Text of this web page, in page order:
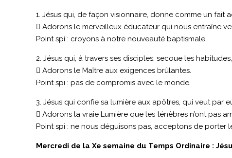
1. Jésus qui, de façon visionnaire, donne comme un fait
 Adorons le merveilleux éducateur qui nous entraîne
Point spi : croyons à notre nouveauté baptismale.
2. Jésus qui, à travers ses disciples, secoue les
 Adorons le Maître aux exigences brûlantes.
Point spi : pas de compromis avec le monde.
3. Jésus qui confie sa lumière aux apôtres, qui veut par
 Adorons la vraie Lumière que les ténèbres n’ont pas
Point spi : ne nous déguisons pas, acceptons de porter
Mercredi de la Xe semaine du Temps Ordinaire :